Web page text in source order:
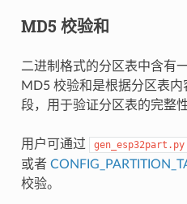
MD5 校验和
二进制格式的分区表中含有
MD5 校验和是根据分区表
段，用于验证分区表的完整性
用户可通过 gen_esp32part.py
或者
校验。